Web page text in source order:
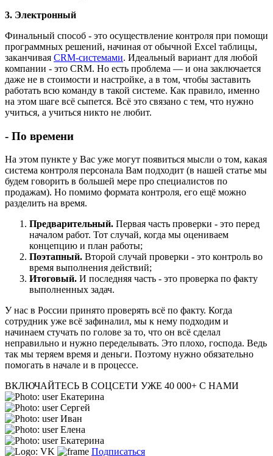
3. Электронный
Финальный способ - это осуществление контроля при помощи
программных решений, начиная от обычной Excel таблицы,
заканчивая CRM-системами. Идеальный вариант для любой
компании - это CRM. Но есть проблема — и она заключается
даже не в стоимости и настройке, а в том, чтобы заставить
работать всю команду в такой системе. Как правило, именно
на этом шаге всё сыпется. Всё это связано с тем, что нужно
учиться, а учиться никто не любит.
- По времени
На этом пункте у Вас уже могут появиться мысли о том, какая
система контроля персонала Вам подходит (в нашей статье мы
будем говорить в большей мере про специалистов по
продажам). Но помимо формата контроля, его ещё можно
разделить на время.
Предварительный. Первая часть проверки - это перед
началом работ. Тот случай, когда мы оцениваем
концепцию и план работы;
Поэтапный. Второй случай проверки - это контроль во
время выполнения действий;
Итоговый. И последняя часть - это проверка по факту
выполненных задач.
У нас в России принято проверять всё по факту. Когда
сотрудник уже всё зафиналил, мы к нему подходим и
начинаем стучать по голове за то, что он всё сделал
неправильно и нужно переделывать. Это плохо, господа. Ведь
так мы теряем время и деньги. Поэтому нужно обязательно
помогать в начале и в процессе.
ВКЛЮЧАЙТЕСЬ В СОЦСЕТИ УЖЕ 40 000+ С НАМИ
Екатерина
Сергей
Иван
Елена
Екатерина
Подписаться